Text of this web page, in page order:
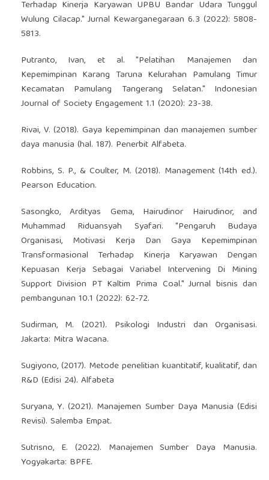
Terhadap Kinerja Karyawan UPBU Bandar Udara Tunggul
Wulung Cilacap." Jurnal Kewarganegaraan 6.3 (2022): 5808-
5813.
Putranto, Ivan, et al. "Pelatihan Manajemen dan
Kepemimpinan Karang Taruna Kelurahan Pamulang Timur
Kecamatan Pamulang Tangerang Selatan." Indonesian
Journal of Society Engagement 1.1 (2020): 23-38.
Rivai, V. (2018). Gaya kepemimpinan dan manajemen sumber
daya manusia (hal. 187). Penerbit Alfabeta.
Robbins, S. P., & Coulter, M. (2018). Management (14th ed.).
Pearson Education.
Sasongko, Ardityas Gema, Hairudinor Hairudinor, and
Muhammad Riduansyah Syafari. "Pengaruh Budaya
Organisasi, Motivasi Kerja Dan Gaya Kepemimpinan
Transformasional Terhadap Kinerja Karyawan Dengan
Kepuasan Kerja Sebagai Variabel Intervening Di Mining
Support Division PT Kaltim Prima Coal." Jurnal bisnis dan
pembangunan 10.1 (2022): 62-72.
Sudirman, M. (2021). Psikologi Industri dan Organisasi.
Jakarta: Mitra Wacana.
Sugiyono, (2017). Metode penelitian kuantitatif, kualitatif, dan
R&D (Edisi 24). Alfabeta
Suryana, Y. (2021). Manajemen Sumber Daya Manusia (Edisi
Revisi). Salemba Empat.
Sutrisno, E. (2022). Manajemen Sumber Daya Manusia.
Yogyakarta: BPFE.